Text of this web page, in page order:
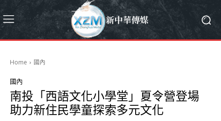
Home 國內
國內
南投「西語文化小學堂」夏令營登場
助力新住民學童探索多元文化